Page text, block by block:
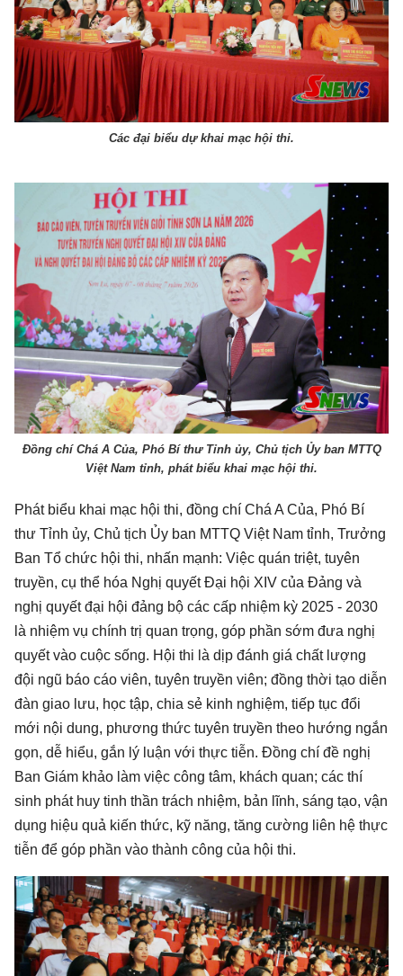
Các đại biểu dự khai mạc hội thi.
Đồng chí Chá A Của, Phó Bí thư Tỉnh ủy, Chủ tịch Ủy ban MTTQ
Việt Nam tỉnh, phát biểu khai mạc hội thi.
Phát biểu khai mạc hội thi, đồng chí Chá A Của, Phó Bí
thư Tỉnh ủy, Chủ tịch Ủy ban MTTQ Việt Nam tỉnh, Trưởng
Ban Tổ chức hội thi, nhấn mạnh: Việc quán triệt, tuyên
truyền, cụ thể hóa Nghị quyết Đại hội XIV của Đảng và
nghị quyết đại hội đảng bộ các cấp nhiệm kỳ 2025 - 2030
là nhiệm vụ chính trị quan trọng, góp phần sớm đưa nghị
quyết vào cuộc sống. Hội thi là dịp đánh giá chất lượng
đội ngũ báo cáo viên, tuyên truyền viên; đồng thời tạo diễn
đàn giao lưu, học tập, chia sẻ kinh nghiệm, tiếp tục đổi
mới nội dung, phương thức tuyên truyền theo hướng ngắn
gọn, dễ hiểu, gắn lý luận với thực tiễn. Đồng chí đề nghị
Ban Giám khảo làm việc công tâm, khách quan; các thí
sinh phát huy tinh thần trách nhiệm, bản lĩnh, sáng tạo, vận
dụng hiệu quả kiến thức, kỹ năng, tăng cường liên hệ thực
tiễn để góp phần vào thành công của hội thi.